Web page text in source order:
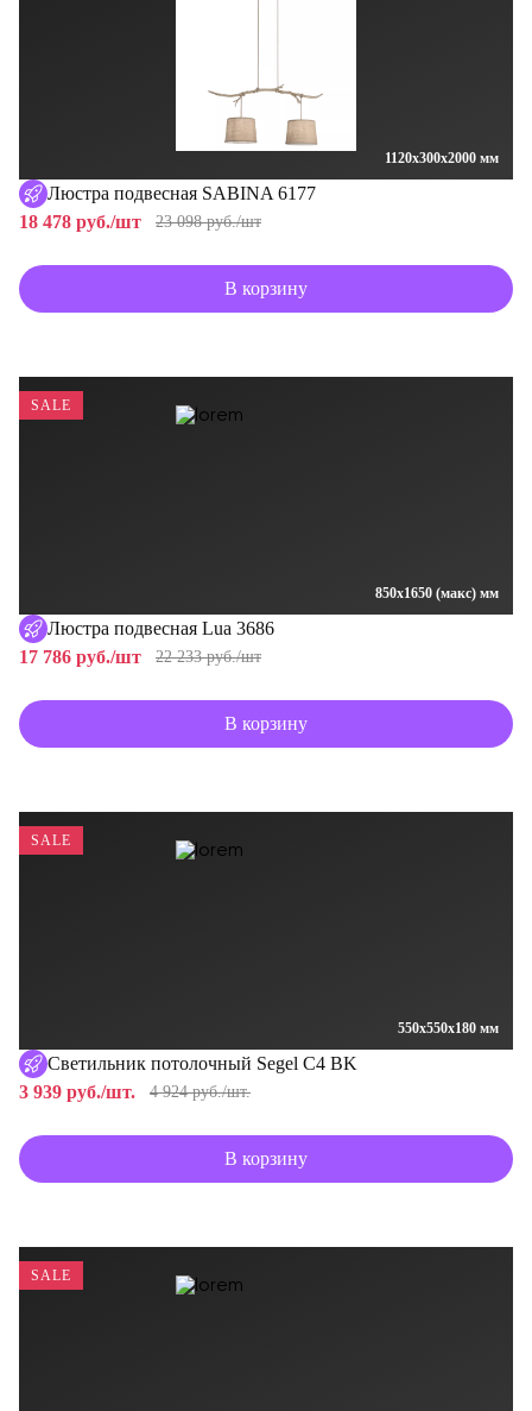
1120x300x2000 мм
Люстра подвесная SABINA 6177
18 478 руб./шт
23 098 руб./шт
В корзину
850x1650 (макс) мм
SALE
Люстра подвесная Lua 3686
17 786 руб./шт
22 233 руб./шт
В корзину
550x550x180 мм
SALE
Светильник потолочный Segel C4 BK
3 939 руб./шт.
4 924 руб./шт.
В корзину
SALE